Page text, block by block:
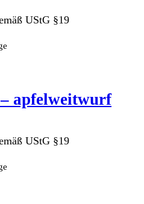
UStG §19
apfelweitwurf
UStG §19